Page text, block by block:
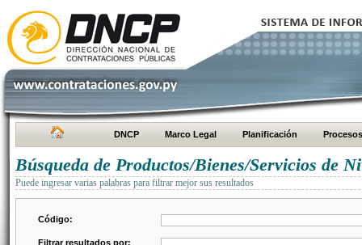
DNCP Marco Legal Planificación Procesos
Búsqueda de Productos/Bienes/Servicios de
Puede ingresar varias palabras para filtrar mejor sus resultados
Código:
Filtrar resultados por: